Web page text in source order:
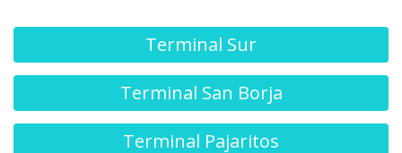
Terminal Sur
Terminal San Borja
Terminal Pajaritos